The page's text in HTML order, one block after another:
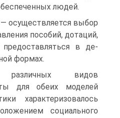
людей.
осуществляется выбор
пособий, дотаций,
в де­
формах.
различных видов
для обеих моделей
характеризовалось
социального